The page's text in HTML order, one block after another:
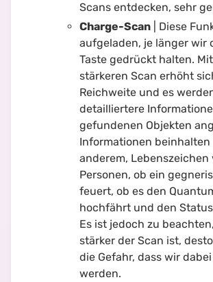
Scans entdecken, sehr
Charge-Scan | Diese
aufgeladen, je länger wir
Taste gedrückt halten.
stärkeren Scan erhöht
Reichweite und es
detailliertere
gefundenen Objekten
Informationen
anderem, Lebenszeichen
Personen, ob ein
feuert, ob es den
hochfährt und den
Es ist jedoch zu
stärker der Scan ist,
die Gefahr, dass wir
werden.